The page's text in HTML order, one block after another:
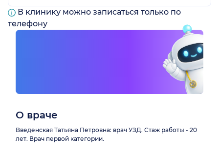
В клинику можно записаться только по
телефону
О враче
Введенская Татьяна Петровна: врач УЗД. Стаж работы - 20
лет. Врач первой категории.